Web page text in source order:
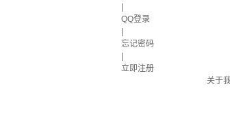
QQ登录
忘记密码
立即注册
关于